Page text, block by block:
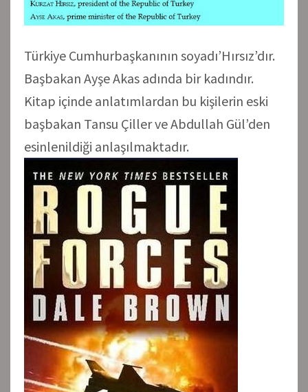
Türkiye Cumhurbaşkanının soyadı’Hırsız’dır.
Başbakan Ayşe Akas adında bir kadındır.
Kitap içinde anlatımlardan bu kişilerin eski
başbakan Tansu Çiller ve Abdullah Gül’den
esinlenildiği anlaşılmaktadır.